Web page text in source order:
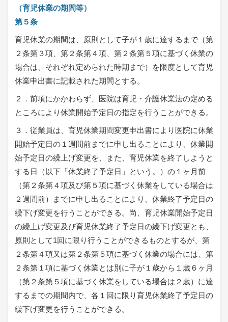
（育児休業の期間等）
第５条
育児休業の期間は、原則として子が１歳に達するまで（第
２条第３項、第２条第４項、第２条第５項に基づく休業の
場合は、それぞれ定められた時期まで）を限度として育児
休業申出書に記載された期間とする。
２．前項にかかわらず、医院は育児・介護休業法の定める
ところにより休業開始予定日の指定を行うことができる。
３．従業員は、育児休業期間変更申出書により医院に休業
開始予定日の１週間前までに申し出ることにより、休業開
始予定日の繰上げ変更を、また、育児休業を終了しようと
する日（以下「休業終了予定日」という。）の１ヶ月前
（第２条第４項及び第５項に基づく休業をしている場合は
２週間前）までに申し出ることにより、休業終了予定日の
繰下げ変更を行うことができる。尚、育児休業開始予定日
の繰上げ変更及び育児休業終了予定日の繰下げ変更とも、
原則として1回に限り行うことができるものとするが、第
２条第４項又は第２条第５項に基づく休業の場合には、第
２条第１項に基づく休業とは別に子が１歳から１歳６ヶ月
（第２条第５項に基づく休業をしている場合は２歳）に達
するまでの期間内で、各１回に限り育児休業終了予定日の
繰下げ変更を行うことができる。